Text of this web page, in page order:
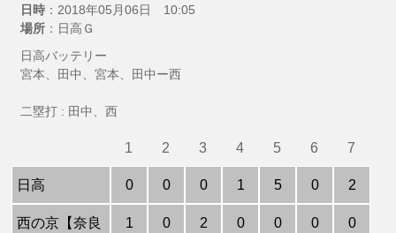
日時 ：2018年05月06日 10:05
場所 ：日高Ｇ
日高バッテリー
宮本、田中、宮本、田中ー西
二塁打 : 田中、西
日高
西の京【奈良
1
0
1
2
0
0
3
0
2
4
1
0
5
5
0
6
0
0
7
2
0